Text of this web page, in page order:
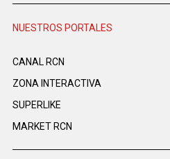
NUESTROS PORTALES
CANAL RCN
ZONA INTERACTIVA
SUPERLIKE
MARKET RCN